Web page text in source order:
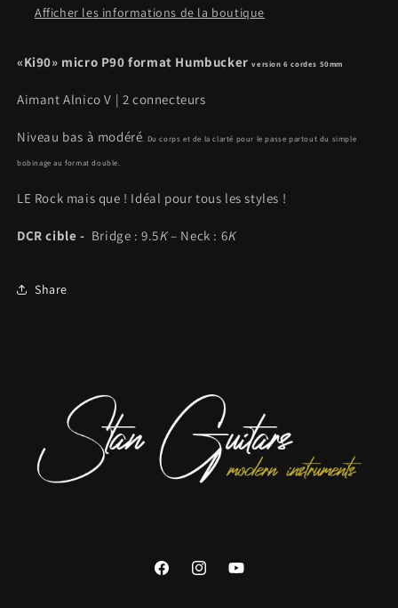
Afficher les informations de la boutique
«Ki90» micro P90 format Humbuckerversion 6 cordes 50mm
Aimant Alnico V | 2 connecteurs
Niveau bas à modéré. Du corps et de la clarté pour le passe partout du simple
bobinage au format double.
LE Rock mais que ! Idéal pour tous les styles !
DCR cible - Bridge : 9.5K– Neck : 6K
Share
FacebookInstagramYouTube